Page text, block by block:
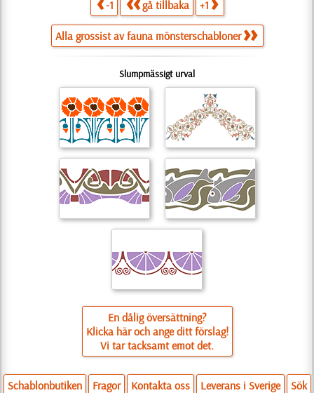
-1 gå tillbaka +1
Alla grossist av fauna mönsterschabloner
Slumpmässigt urval
En dålig översättning?
Klicka här och ange ditt förslag!
Vi tar tacksamt emot det.
Schablonbutiken Fragor Kontakta oss Leverans i Sverige Sök